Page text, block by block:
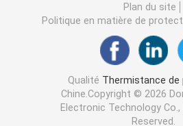
Capteur de température de
Varistance CMS
Plan du site
Politique en matière de
Qualité Thermistance de
Chine.Copyright © 2026
Electronic Technology Co.,
Reserved.